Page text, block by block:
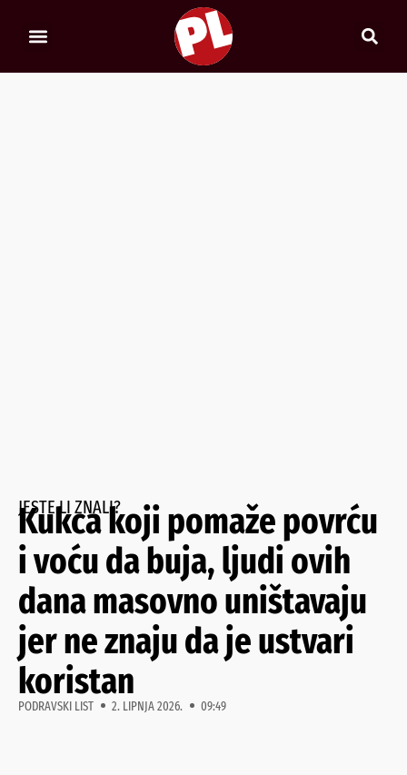
JESTE LI ZNALI?
Kukca koji pomaže povrću
i voću da buja, ljudi ovih
dana masovno uništavaju
jer ne znaju da je ustvari
koristan
PODRAVSKI LIST 2. LIPNJA 2026. 09:49